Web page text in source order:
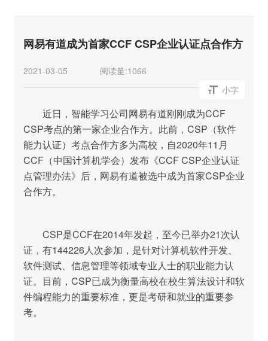
网易有道成为首家CCF CSP企业认证点合作方
2021-03-05 阅读量:1066
小字
近日，智能学习公司网易有道刚刚成为CCF
CSP考点的第一家企业合作方。此前，CSP（软件
能力认证）考点合作方多为高校，自2020年11月
CCF（中国计算机学会）发布《CCF CSP企业认证
点管理办法》后，网易有道被选中成为首家CSP企业
合作方。
CSP是CCF在2014年发起，至今已举办21次认
证，有144226人次参加，是针对计算机软件开发、
软件测试、信息管理等领域专业人士的职业能力认
证。目前，CSP已成为衡量高校在校生算法设计和软
件编程能力的重要标准，更是考研和就业的重要参
考。